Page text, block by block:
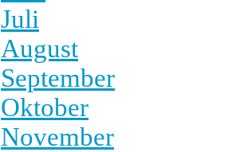
Juli
August
September
Oktober
November